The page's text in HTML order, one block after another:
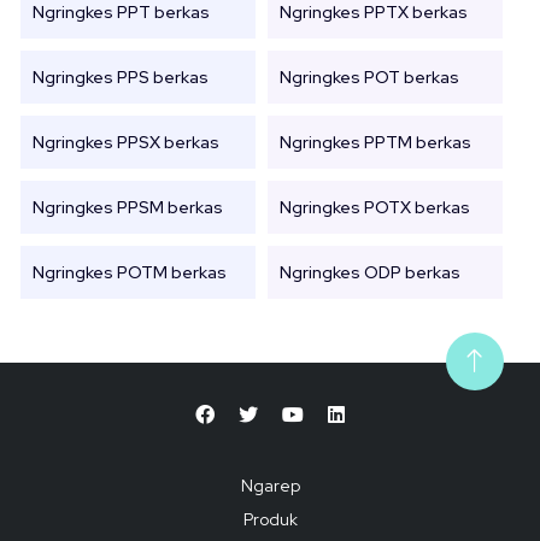
Ngringkes PPT berkas Ngringkes PPTX berkas
Ngringkes PPS berkas Ngringkes POT berkas
Ngringkes PPSX berkas Ngringkes PPTM berkas
Ngringkes PPSM berkas Ngringkes POTX berkas
Ngringkes POTM berkas Ngringkes ODP berkas
Ngarep
Produk